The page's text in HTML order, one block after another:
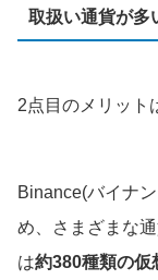
取扱い通貨が多
2点目のメリット
Binance(バイナ
め、さまざまな
は約380種類の仮